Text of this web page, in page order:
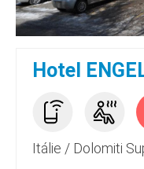
Hotel
Itálie / Dolomiti